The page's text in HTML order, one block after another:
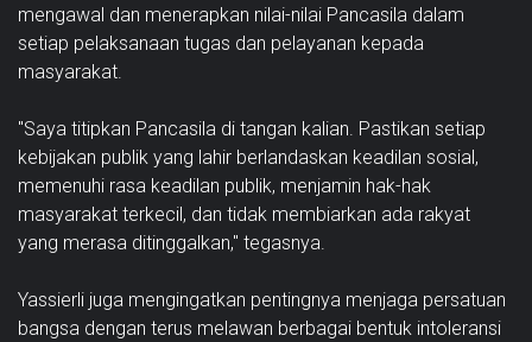
mengawal dan menerapkan nilai-nilai Pancasila dalam
setiap pelaksanaan tugas dan pelayanan kepada
masyarakat.
"Saya titipkan Pancasila di tangan kalian. Pastikan setiap
kebijakan publik yang lahir berlandaskan keadilan sosial,
memenuhi rasa keadilan publik, menjamin hak-hak
masyarakat terkecil, dan tidak membiarkan ada rakyat
yang merasa ditinggalkan," tegasnya.
Yassierli juga mengingatkan pentingnya menjaga persatuan
bangsa dengan terus melawan berbagai bentuk intoleransi